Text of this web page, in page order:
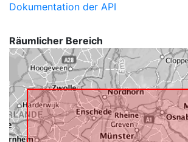
Dokumentation der API
Räumlicher Bereich